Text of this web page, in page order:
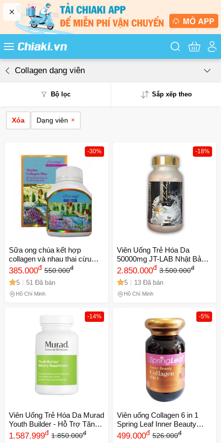
Tìm kiếm
Collagen dạng viên
Bộ lọc Sắp xếp theo
Giá từ thấp - cao
Giá từ cao - thấp
Xóa Dạng viên ×
-30%
Sữa ong chúa kết hợp
collagen và nhau thai cừu
Vitatree Marine Collagen Plus
385.000đ 550.000đ
5 51 Đã bán
Hồ Chí Minh
-18%
Viên Uống Trẻ Hóa Da
50000mg JT-LAB Nhật Bản -
Tăng Cường Collagen,
Dưỡng Ẩm, Cải Thiện Nếp
Nhăn, Sáng Khỏe Da 120
Viên
2.850.000đ 3.500.000đ
5 13 Đã bán
Hồ Chí Minh
-14%
Viên Uống Trẻ Hóa Da Murad
Youth Builder - Hỗ Trợ Tăng
Sinh Collagen, Căng Mịn Da -
1.587.999đ 1.850.000đ
-5%
Viên uống Collagen 6 in 1
Spring Leaf Inner Beauty
Plus của Úc - Hỗ trợ làm đẹp
499.000đ 526.000đ